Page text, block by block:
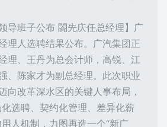
导班子公布 閤先庆任总经理】广
理人选聘结果公布。广汽集团正
理、王丹为总会计师，高锐、江
、陈家才为副总经理。此次职业
向改革深水区的关键人事布局，
选聘、契约化管理、差异化薪
人机制，力图再造一个“新广